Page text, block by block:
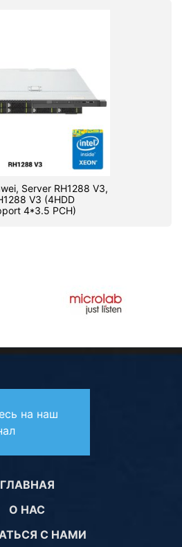
Server RH1288 V3,
V3 (4HDD
4*3.5 PCH)
на наш
ГЛАВНАЯ
О НАС
С НАМИ